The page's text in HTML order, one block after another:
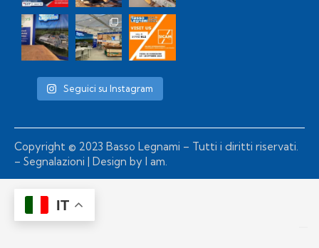
Seguici su Instagram
Copyright © 2023 Basso Legnami – Tutti i diritti riservati.
– Segnalazioni | Design by I am.
IT